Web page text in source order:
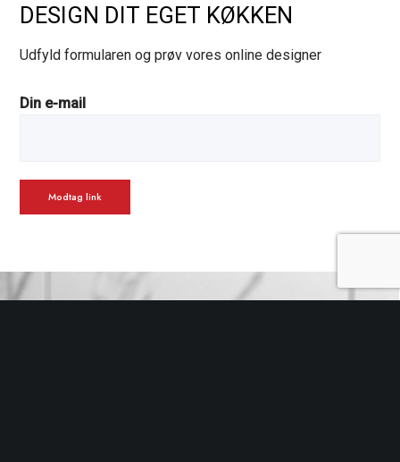
DESIGN DIT EGET KØKKEN
Udfyld formularen og prøv vores online designer
Din e-mail